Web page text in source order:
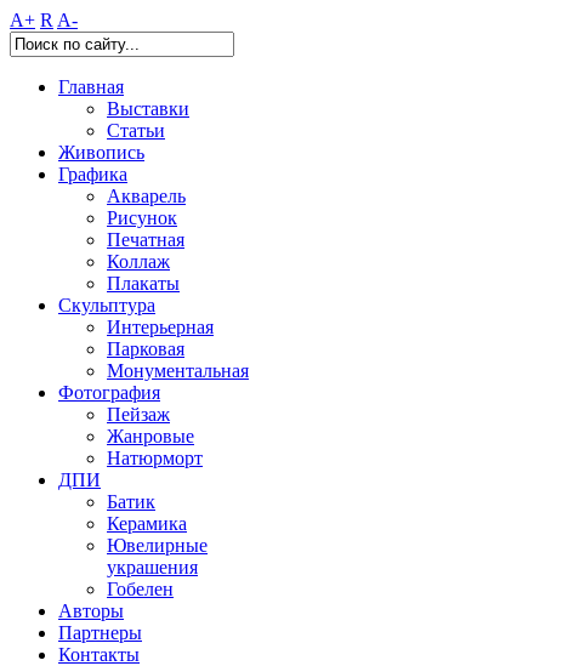
A+ R A-
Главная
Выставки
Статьи
Живопись
Графика
Акварель
Рисунок
Печатная
Коллаж
Плакаты
Скульптура
Интерьерная
Парковая
Монументальная
Фотография
Пейзаж
Жанровые
Натюрморт
ДПИ
Батик
Керамика
Ювелирные
украшения
Гобелен
Авторы
Партнеры
Контакты